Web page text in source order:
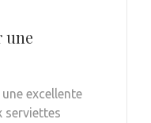
une
excellente
serviettes